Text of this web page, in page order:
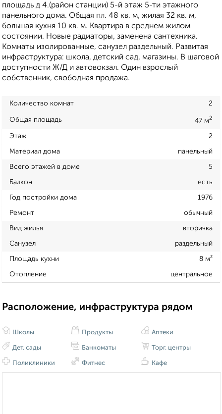
площадь д 4.(район станции) 5-й этаж 5-ти этажного
панельного дома. Общая пл. 48 кв. м, жилая 32 кв. м,
большая кухня 10 кв. м. Квартира в среднем жилом
состоянии. Новые радиаторы, заменена сантехника.
Комнаты изолированные, санузел раздельный. Развитая
инфраструктура: школа, детский сад, магазины. В шаговой
доступности Ж/Д и автовокзал. Один взрослый
собственник, свободная продажа.
Количество комнат 2
Общая площадь 47 м2
Этаж 2
Материал дома панельный
Всего этажей в доме 5
Балкон есть
Год постройки дома 1976
Ремонт обычный
Вид жилья вторичка
Санузел раздельный
Площадь кухни 8 м²
Отопление центральное
Расположение, инфраструктура рядом
Школы
Дет. сады
Поликлиники
Продукты
Банкоматы
Фитнес
Аптеки
Торг. центры
Кафе